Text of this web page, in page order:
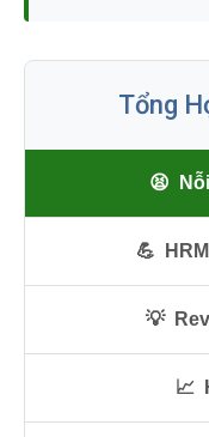
Tổng
😫
💪
💡
📈